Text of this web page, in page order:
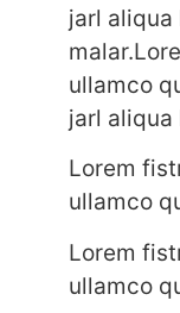
jarl aliqua
ullamco
jarl aliqua
Lorem
ullamco
Lorem
ullamco